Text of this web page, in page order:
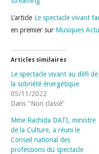
L’article Le spectacle vivant
en premier sur Musiques
Articles similaires
Le spectacle vivant au défi de
la sobriété énergétique
05/11/2022
Dans "Non classé"
Mme Rachida DATI, ministre
de la Culture, a réuni le
Conseil national des
professions du spectacle